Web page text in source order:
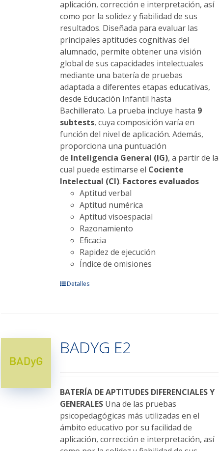
de
producto
aplicación, corrección e interpretación, así
como por la solidez y fiabilidad de sus
resultados. Diseñada para evaluar las
principales aptitudes cognitivas del
alumnado, permite obtener una visión
global de sus capacidades intelectuales
mediante una batería de pruebas
adaptada a diferentes etapas educativas,
desde Educación Infantil hasta
Bachillerato. La prueba incluye hasta 9
subtests, cuya composición varía en
función del nivel de aplicación. Además,
proporciona una puntuación
de Inteligencia General (IG), a partir de la
cual puede estimarse el Cociente
Intelectual (CI). Factores evaluados
Aptitud verbal
Aptitud numérica
Aptitud visoespacial
Razonamiento
Eficacia
Rapidez de ejecución
Índice de omisiones
Este
Las
opciones
elegir
en
la
página
de
Detalles
BADYG E2
BATERÍA DE APTITUDES DIFERENCIALES Y
GENERALESUna de las pruebas
psicopedagógicas más utilizadas en el
ámbito educativo por su facilidad de
aplicación, corrección e interpretación, así